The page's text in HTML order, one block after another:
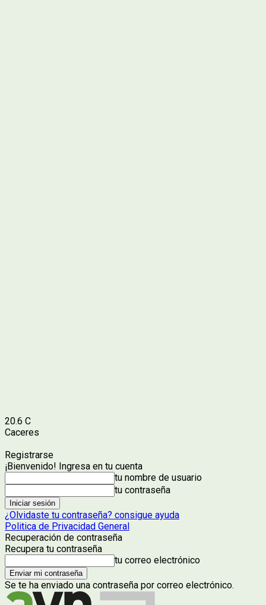
20.6 C
Caceres
Registrarse
¡Bienvenido! Ingresa en tu cuenta
tu nombre de usuario
tu contraseña
¿Olvidaste tu contraseña? consigue ayuda
Politica de Privacidad General
Recuperación de contraseña
Recupera tu contraseña
tu correo electrónico
Se te ha enviado una contraseña por correo electrónico.